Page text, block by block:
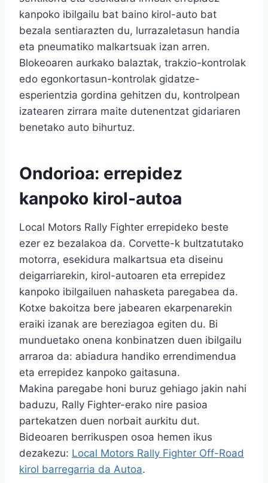
kanpoko ibilgailu bat baino kirol-auto bat
bezala sentiarazten du, lurrazaletasun handia
eta pneumatiko malkartsuak izan arren.
Blokeoaren aurkako balaztak, trakzio-kontrolak
edo egonkortasun-kontrolak gidatze-
esperientzia gordina gehitzen du, kontrolpean
izatearen zirrara maite dutenentzat gidariaren
benetako auto bihurtuz.
Ondorioa: errepidez
kanpoko kirol-autoa
Local Motors Rally Fighter errepideko beste
ezer ez bezalakoa da. Corvette-k bultzatutako
motorra, esekidura malkartsua eta diseinu
deigarriarekin, kirol-autoaren eta errepidez
kanpoko ibilgailuen nahasketa paregabea da.
Kotxe bakoitza bere jabearen ekarpenarekin
eraiki izanak are bereziagoa egiten du. Bi
munduetako onena konbinatzen duen ibilgailu
arraroa da: abiadura handiko errendimendua
eta errepidez kanpoko gaitasuna.
Makina paregabe honi buruz gehiago jakin nahi
baduzu, Rally Fighter-erako nire pasioa
partekatzen duen norbait aurkitu dut.
Bideoaren berrikuspen osoa hemen ikus
dezakezu: Local Motors Rally Fighter Off-Road
kirol barregarria da Autoa.